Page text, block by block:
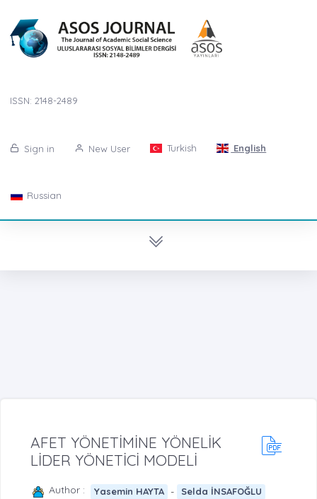
ISSN: 2148-2489
Sign in New User Turkish English
Russian
AFET YÖNETİMİNE YÖNELİK
LİDER YÖNETİCİ MODELİ
Author : Yasemin HAYTA - Selda İNSAFOĞLU